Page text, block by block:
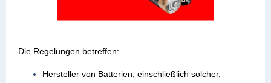
Die Regelungen betreffen:
Hersteller von Batterien, einschließlich solcher,